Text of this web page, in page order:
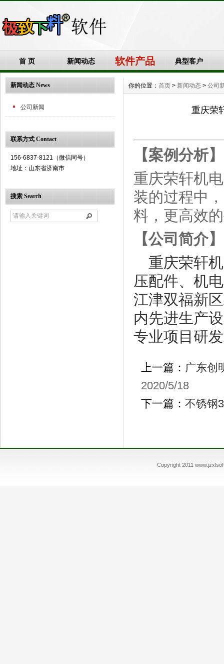
首 页 新闻动态 软件产品 典型客户
新闻动态 News
公司新闻
联系方式 Contact
156-6837-8121（微信同号）
地址：山东省济南市
搜索 Search
你的位置： 首页 > 新闻动态 > 公司
重庆荣
【案例分析】
重庆荣轩机
装的过程中
料，更高效
【公司简介】
重庆荣轩机
压配件、机
江津双福新
内先进生产
专业项目研
上一篇： 广东创
2020/5/18
下一篇： 不锈钢
Copyright 2011